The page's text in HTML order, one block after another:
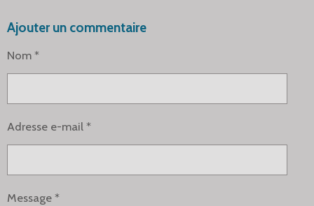
T
E
R
T
R
T
R
T
R
Ajouter un commentaire
Nom *
Adresse e-mail *
Message *